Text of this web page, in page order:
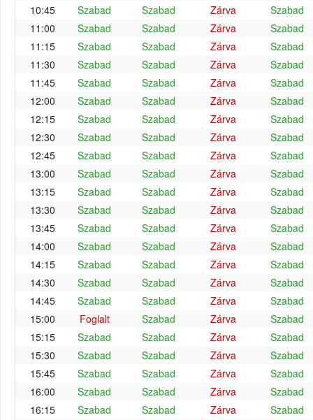
10:45
Szabad Szabad Zárva
Szabad
11:00
Szabad Szabad Zárva
Szabad
11:15
Szabad Szabad Zárva
Szabad
11:30
Szabad Szabad Zárva
Szabad
11:45
Szabad Szabad Zárva
Szabad
12:00
Szabad Szabad Zárva
Szabad
12:15
Szabad Szabad Zárva
Szabad
12:30
Szabad Szabad Zárva
Szabad
12:45
Szabad Szabad Zárva
Szabad
13:00
Szabad Szabad Zárva
Szabad
13:15
Szabad Szabad Zárva
Szabad
13:30
Szabad Szabad Zárva
Szabad
13:45
Szabad Szabad Zárva
Szabad
14:00
Szabad Szabad Zárva
Szabad
14:15
Szabad Szabad Zárva
Szabad
14:30
Szabad Szabad Zárva
Szabad
14:45
Szabad Szabad Zárva
Szabad
15:00
Foglalt Szabad Zárva
Szabad
15:15
Szabad Szabad Zárva
Szabad
15:30
Szabad Szabad Zárva
Szabad
15:45
Szabad Szabad Zárva
Szabad
16:00
Szabad Szabad Zárva
Szabad
16:15
Szabad Szabad Zárva Szabad